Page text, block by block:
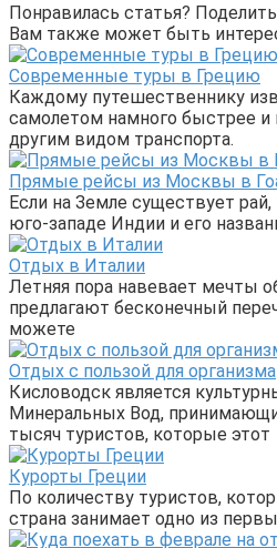
Понравилась статья?
Вам также может быть
Современные туры в Грецию
Каждому путешественнику
самолетом намного быстрее
другим видом транспорта.
Прямые рейсы из Москвы в
Если на Земле существует
юго-западе Индии и его
Отдых в Италии
Летняя пора навевает мечты
предлагают бесконечный
можете
Отдых с пользой для организма
Кисловодск является
Минеральных Вод,
тысяч туристов, которые этот
Курорты Греции
По количеству туристов,
страна занимает одно из